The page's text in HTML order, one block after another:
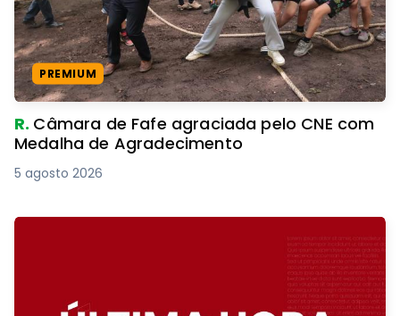
PREMIUM
R. Câmara de Fafe agraciada pelo CNE com
Medalha de Agradecimento
5 agosto 2026